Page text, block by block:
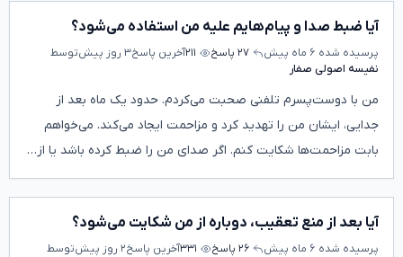
آیا ضبط صدا و پیام‌هایم علیه من استفاده می‌شود؟
پرسیده شده ۶ ماه پیش ۲۷ پاسخ ۲۱۱آخرین پاسخ۳ روز پیش
توسط
نفیسه اصولی صفار
من با دوست‌پسرم تلفنی صحبت می‌کردم. حدود یک ماه بعد از
جدایی، ایشان من را تهدید کرد و مزاحمت ایجاد می‌کند. می‌خواهم
بابت مزاحمت‌ها شکایت کنم. اگر صدای من را ضبط کرده باشد یا از…
آیا بعد از منع تعقیب، دوباره از من شکایت می‌شود؟
پرسیده شده ۶ ماه پیش ۲۶ پاسخ ۳۳۱آخرین پاسخ۲ روز پیش
توسط